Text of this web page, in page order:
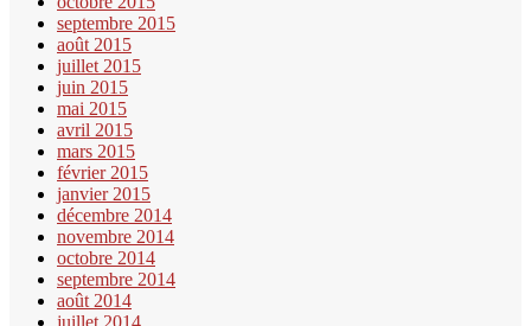
septembre 2015
août 2015
juillet 2015
juin 2015
mai 2015
avril 2015
mars 2015
février 2015
janvier 2015
décembre 2014
novembre 2014
octobre 2014
septembre 2014
août 2014